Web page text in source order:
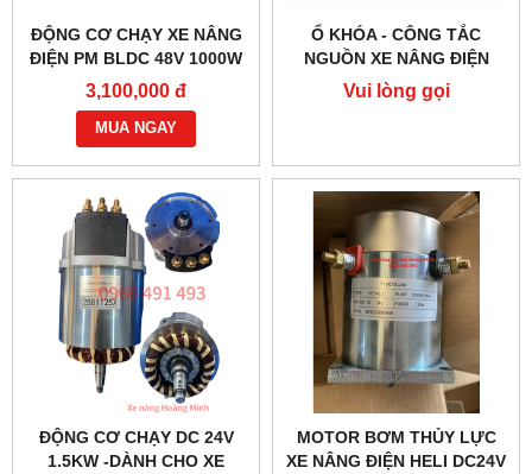
ĐỘNG CƠ CHẠY XE NÂNG
ĐIỆN PM BLDC 48V 1000W
– HIỆU SUẤT CAO
3,100,000 đ
MUA NGAY
Ổ KHÓA - CÔNG TẮC
NGUỒN XE NÂNG ĐIỆN
JK404C-1
Vui lòng gọi
ĐỘNG CƠ CHẠY DC 24V
1.5KW -DÀNH CHO XE
MOTOR BƠM THỦY LỰC
XE NÂNG ĐIỆN HELI DC24V